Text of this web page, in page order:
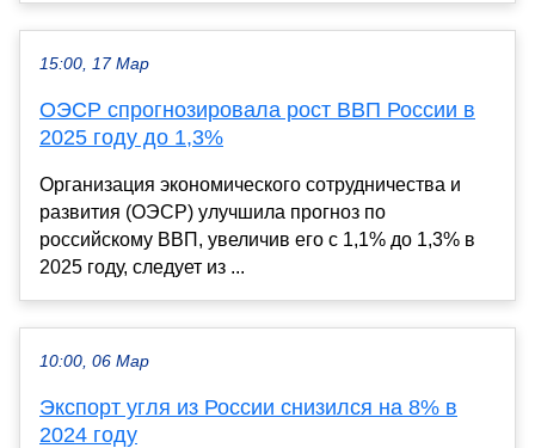
15:00, 17 Мар
ОЭСР спрогнозировала рост ВВП России в
2025 году до 1,3%
Организация экономического сотрудничества и
развития (ОЭСР) улучшила прогноз по
российскому ВВП, увеличив его с 1,1% до 1,3% в
2025 году, следует из ...
10:00, 06 Мар
Экспорт угля из России снизился на 8% в
2024 году